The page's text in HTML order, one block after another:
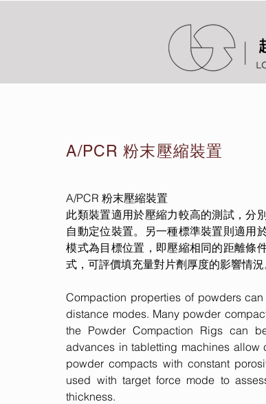
A/PCR 粉末壓縮裝置
A/PCR 粉末壓縮裝置
此類裝置適用於壓縮力較高的測試，分
自動定位裝置。另一種標準裝置則適用
模式為目標位置，即壓縮相同的距離條
式，可評價填充量對片劑厚度的影響情況
Compaction properties of powders
distance modes. Many powder
the Powder Compaction Rigs can
advances in tabletting machines allow
powder compacts with constant
used with target force mode to
thickness.